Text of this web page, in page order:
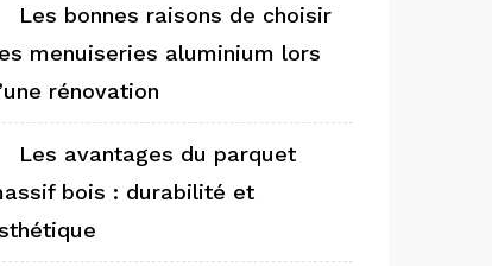
Les bonnes raisons de choisir
menuiseries aluminium lors
rénovation
Les avantages du parquet
bois : durabilité et